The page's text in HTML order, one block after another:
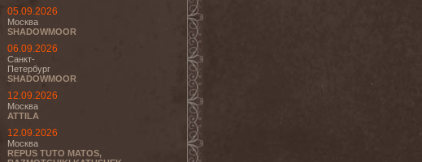
05.09.2026
Москва
SHADOWMOOR
06.09.2026
Санкт-
Петербург
SHADOWMOOR
12.09.2026
Москва
ATTILA
12.09.2026
Москва
REPUS TUTO MATOS,